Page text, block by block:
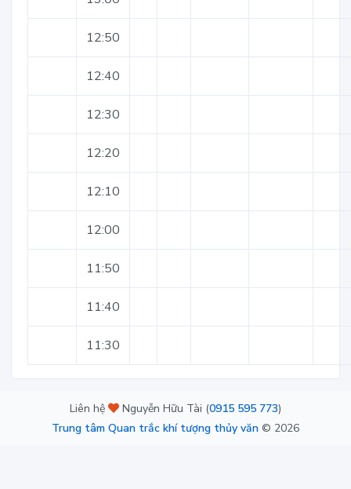
12:50
12:40
12:30
12:20
12:10
12:00
11:50
11:40
11:30
Liên hệ Nguyễn Hữu Tài (0915 595 773)
Trung tâm Quan trắc khí tượng thủy văn © 2026